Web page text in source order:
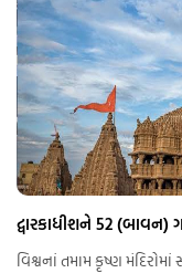
દ્વારકાધીશને 52
વિશ્વનાં તમામ કૃષ્ણ મંદિરોમાં